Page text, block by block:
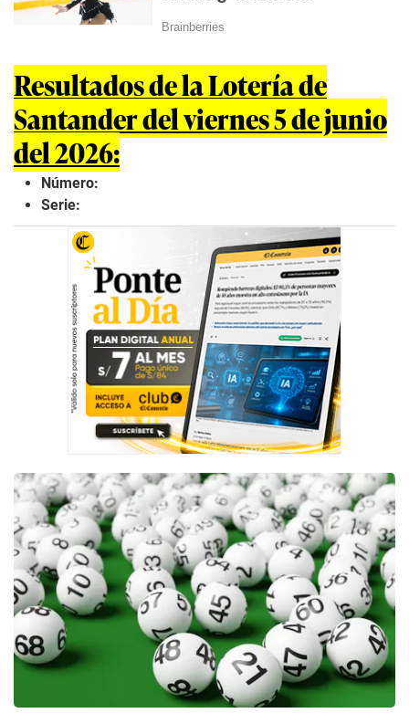
Resultados de la Lotería de
Santander del viernes 5 de junio
del 2026:
Número:
Serie: